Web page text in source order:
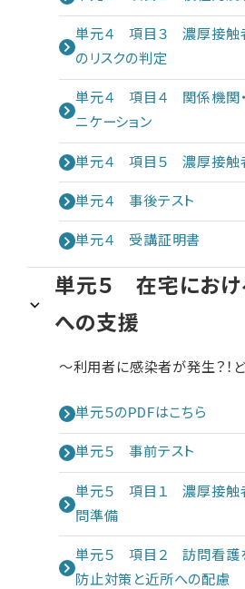
単元４ 項目３ 濃厚接触
のリスクの判定
単元４ 項目４ 関係機関・
ニケーション
単元４ 項目５ 濃厚接触
単元４ 事後テスト
単元４ 受講証明書
単元５ 在宅におけ
への支援
～利用者に感染者が発生？！
単元５のPDFはこちら
単元５ 事前テスト
単元５ 項目１ 濃厚接触
問準備
単元５ 項目２ 訪問看護
防止対策と近所への配慮